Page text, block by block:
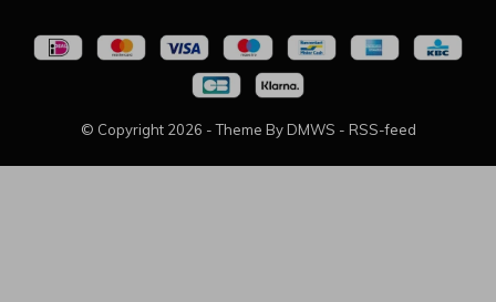
© Copyright 2026 - Theme By DMWS - RSS-feed